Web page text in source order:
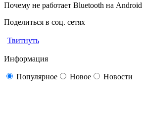
Почему не работает Bluetooth на Android
Поделиться в соц. сетях
Твитнуть
Информация
Популярное Новое Новости